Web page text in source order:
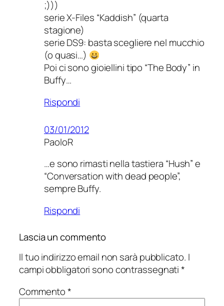
;)))
serie X-Files “Kaddish” (quarta
stagione)
serie DS9: basta scegliere nel mucchio
(o quasi…)
Poi ci sono gioiellini tipo “The Body” in
Buffy…
Rispondi
03/01/2012
PaoloR
…e sono rimasti nella tastiera “Hush” e
“Conversation with dead people”,
sempre Buffy.
Rispondi
Lascia un commento
Il tuo indirizzo email non sarà pubblicato. I
campi obbligatori sono contrassegnati*
Commento*